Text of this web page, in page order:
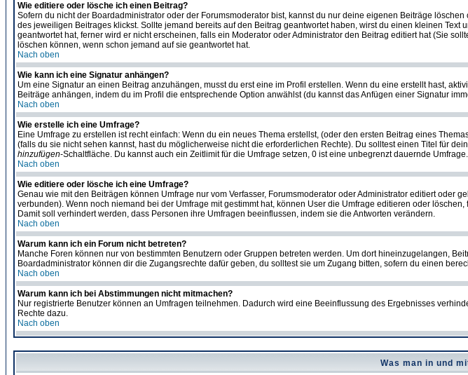
Wie editiere oder lösche ich einen Beitrag?
Sofern du nicht der Boardadministrator oder der Forumsmoderator bist, kannst du nur deine eigenen Beiträge
des jeweiligen Beitrages klickst. Sollte jemand bereits auf den Beitrag geantwortet haben, wirst du einen kleinen
geantwortet hat, ferner wird er nicht erscheinen, falls ein Moderator oder Administrator den Beitrag editiert hat (Sie
löschen können, wenn schon jemand auf sie geantwortet hat.
Nach oben
Wie kann ich eine Signatur anhängen?
Um eine Signatur an einen Beitrag anzuhängen, musst du erst eine im Profil erstellen. Wenn du eine erstellt hast,
Beiträge anhängen, indem du im Profil die entsprechende Option anwählst (du kannst das Anfügen einer Signatur
Nach oben
Wie erstelle ich eine Umfrage?
Eine Umfrage zu erstellen ist recht einfach: Wenn du ein neues Thema erstellst, (oder den ersten Beitrag eines
(falls du sie nicht sehen kannst, hast du möglicherweise nicht die erforderlichen Rechte). Du solltest einen Titel für
hinzufügen-Schaltfläche. Du kannst auch ein Zeitlimit für die Umfrage setzen, 0 ist eine unbegrenzt dauernde
Nach oben
Wie editiere oder lösche ich eine Umfrage?
Genau wie mit den Beiträgen können Umfrage nur vom Verfasser, Forumsmoderator oder Administrator editiert
verbunden). Wenn noch niemand bei der Umfrage mit gestimmt hat, können User die Umfrage editieren oder
Damit soll verhindert werden, dass Personen ihre Umfragen beeinflussen, indem sie die Antworten verändern.
Nach oben
Warum kann ich ein Forum nicht betreten?
Manche Foren können nur von bestimmten Benutzern oder Gruppen betreten werden. Um dort hineinzugelangen,
Boardadministrator können dir die Zugangsrechte dafür geben, du solltest sie um Zugang bitten, sofern du einen
Nach oben
Warum kann ich bei Abstimmungen nicht mitmachen?
Nur registrierte Benutzer können an Umfragen teilnehmen. Dadurch wird eine Beeinflussung des Ergebnisses
Rechte dazu.
Nach oben
Was man in und